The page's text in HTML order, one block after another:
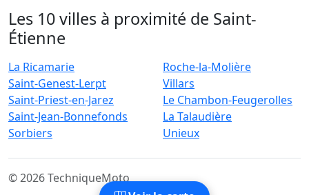
Les 10 villes à proximité de Saint-
Étienne
La Ricamarie
Roche-la-Molière
Saint-Genest-Lerpt
Villars
Saint-Priest-en-Jarez
Le Chambon-Feugerolles
Saint-Jean-Bonnefonds
La Talaudière
Sorbiers
Unieux
© 2026 TechniqueMoto